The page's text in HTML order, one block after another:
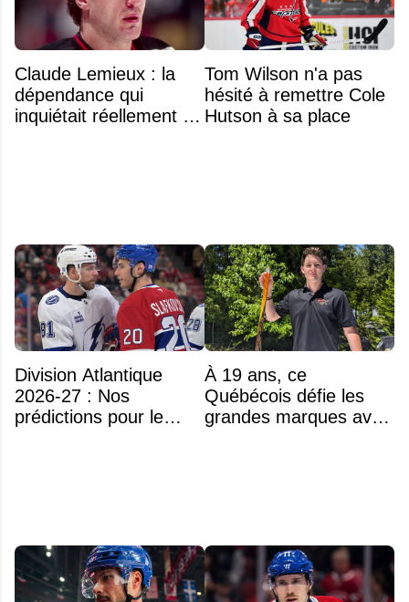
Claude Lemieux : la
dépendance qui
inquiétait réellement sa
Tom Wilson n'a pas
hésité à remettre Cole
Hutson à sa place
Division Atlantique
2026-27 : Nos
prédictions pour le
À 19 ans, ce
Québécois défie les
grandes marques avec